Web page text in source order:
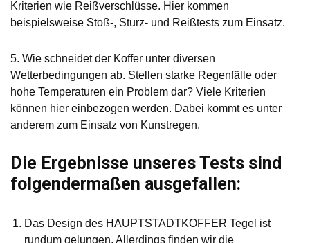
Kriterien wie Reißverschlüsse. Hier kommen
beispielsweise Stoß-, Sturz- und Reißtests zum Einsatz.
5. Wie schneidet der Koffer unter diversen
Wetterbedingungen ab. Stellen starke Regenfälle oder
hohe Temperaturen ein Problem dar? Viele Kriterien
können hier einbezogen werden. Dabei kommt es unter
anderem zum Einsatz von Kunstregen.
Die Ergebnisse unseres Tests sind
folgendermaßen ausgefallen:
Das Design des HAUPTSTADTKOFFER Tegel ist
rundum gelungen. Allerdings finden wir die